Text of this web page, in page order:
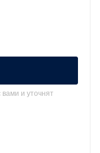
и уточнят